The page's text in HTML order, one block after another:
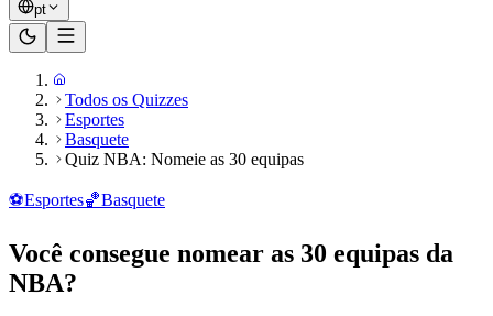
pt
Todos os Quizzes
Esportes
Basquete
Quiz NBA: Nomeie as 30 equipas
⚽Esportes🏀Basquete
Você consegue nomear as 30 equipas da
NBA?